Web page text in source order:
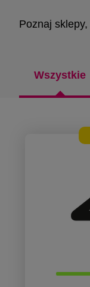
Poznaj
Wszystkie